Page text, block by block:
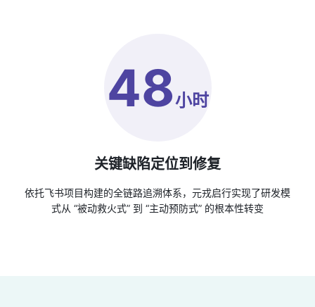
48小时
关键缺陷定位到修复
依托飞书项目构建的全链路追溯体系，元戎启行实现了研发模
式从 “被动救火式” 到 “主动预防式” 的根本性转变